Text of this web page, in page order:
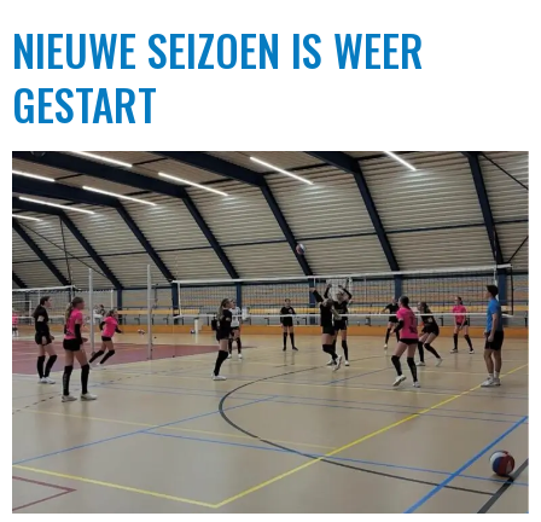
NIEUWE SEIZOEN IS WEER
GESTART